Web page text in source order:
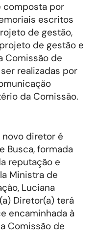
composta por
escritos
de gestão,
de gestão e
Comissão de
realizadas por
da Comissão.
diretor é
Busca, formada
reputação e
Ministra de
Luciana
Diretor(a) terá
encaminhada à
Comissão de